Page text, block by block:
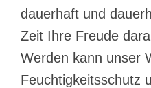
dauerhaft und
Zeit Ihre Freude
Werden kann unser
Feuchtigkeitsschutz